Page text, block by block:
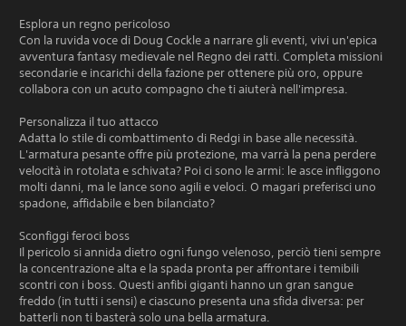
Esplora un regno pericoloso
Con la ruvida voce di Doug Cockle a narrare gli eventi, vivi un'epica
avventura fantasy medievale nel Regno dei ratti. Completa missioni
secondarie e incarichi della fazione per ottenere più oro, oppure
collabora con un acuto compagno che ti aiuterà nell'impresa.
Personalizza il tuo attacco
Adatta lo stile di combattimento di Redgi in base alle necessità.
L'armatura pesante offre più protezione, ma varrà la pena perdere
velocità in rotolata e schivata? Poi ci sono le armi: le asce infliggono
molti danni, ma le lance sono agili e veloci. O magari preferisci uno
spadone, affidabile e ben bilanciato?
Sconfiggi feroci boss
Il pericolo si annida dietro ogni fungo velenoso, perciò tieni sempre
la concentrazione alta e la spada pronta per affrontare i temibili
scontri con i boss. Questi anfibi giganti hanno un gran sangue
freddo (in tutti i sensi) e ciascuno presenta una sfida diversa: per
batterli non ti basterà solo una bella armatura.